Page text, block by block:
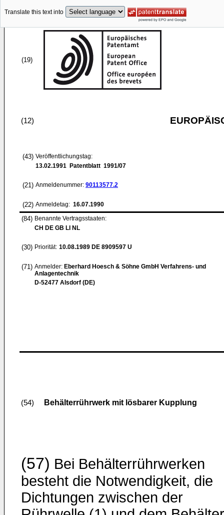
Translate this text into
(19)
(12)
(43) Veröffentlichungstag:
13.02.1991 Patentblatt 1991/07
(21) Anmeldenummer: 90113577.2
(22) Anmeldetag: 16.07.1990
(84) Benannte Vertragsstaaten:
CH DE GB LI NL
(30) Priorität: 10.08.1989 DE 8909597 U
(71) Anmelder: Eberhard Hoesch & Söhne GmbH Verfahrens- und
Anlagentechnik
D-52477 Alsdorf (DE)
(54) Behälterrührwerk mit lösbarer Kupplung
(57) Bei Behälterrührwerken
besteht die Notwendigkeit, die
Dich­tungen zwischen der